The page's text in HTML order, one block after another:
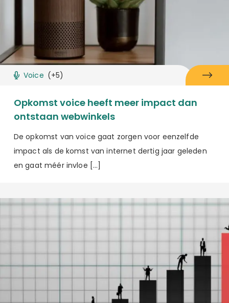
Voice (+5)
Opkomst voice heeft meer impact dan
ontstaan webwinkels
De opkomst van voice gaat zorgen voor eenzelfde
impact als de komst van internet dertig jaar geleden
en gaat méér invloe […]